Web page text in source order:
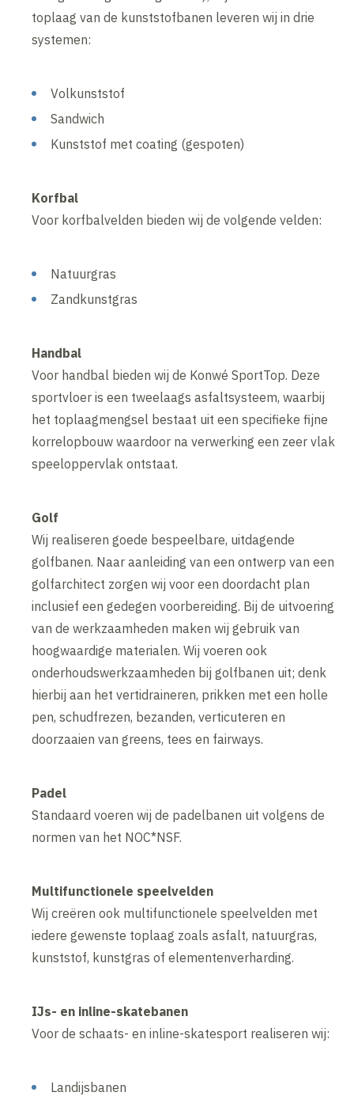
toplaag van de kunststofbanen leveren wij in drie
systemen:
Volkunststof
Sandwich
Kunststof met coating (gespoten)
Korfbal
Voor korfbalvelden bieden wij de volgende velden:
Natuurgras
Zandkunstgras
Handbal
Voor handbal bieden wij de Konwé SportTop. Deze
sportvloer is een tweelaags asfaltsysteem, waarbij
het toplaagmengsel bestaat uit een specifieke fijne
korrelopbouw waardoor na verwerking een zeer vlak
speeloppervlak ontstaat.
Golf
Wij realiseren goede bespeelbare, uitdagende
golfbanen. Naar aanleiding van een ontwerp van een
golfarchitect zorgen wij voor een doordacht plan
inclusief een gedegen voorbereiding. Bij de uitvoering
van de werkzaamheden maken wij gebruik van
hoogwaardige materialen. Wij voeren ook
onderhoudswerkzaamheden bij golfbanen uit; denk
hierbij aan het vertidraineren, prikken met een holle
pen, schudfrezen, bezanden, verticuteren en
doorzaaien van greens, tees en fairways.
Padel
Standaard voeren wij de padelbanen uit volgens de
normen van het NOC*NSF.
Multifunctionele speelvelden
Wij creëren ook multifunctionele speelvelden met
iedere gewenste toplaag zoals asfalt, natuurgras,
kunststof, kunstgras of elementenverharding.
IJs- en inline-skatebanen
Voor de schaats- en inline-skatesport realiseren wij:
Landijsbanen